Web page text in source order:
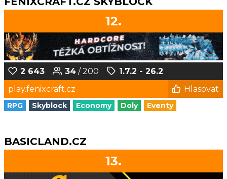
12.
2 643 34 / 200
1.7.2 - 26.2
play.fenixcraft.cz
Hlasovat
RPG Skyblock Economy Doly Eventy
BASICLAND.CZ
13.